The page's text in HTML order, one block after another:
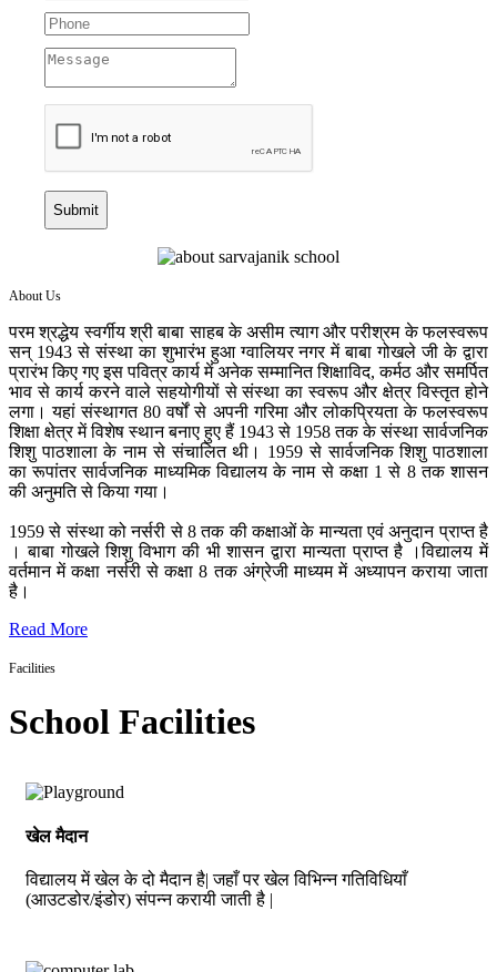
Submit
About Us
परम श्रद्धेय स्वर्गीय श्री बाबा साहब के असीम त्याग और परीश्रम के फलस्वरूप
सन् 1943 से संस्था का शुभारंभ हुआ ग्वालियर नगर में बाबा गोखले जी के द्वारा
प्रारंभ किए गए इस पवित्र कार्य में अनेक सम्मानित शिक्षाविद, कर्मठ और समर्पित
भाव से कार्य करने वाले सहयोगीयों से संस्था का स्वरूप और क्षेत्र विस्तृत होने
लगा। यहां संस्थागत 80 वर्षों से अपनी गरिमा और लोकप्रियता के फलस्वरूप
शिक्षा क्षेत्र में विशेष स्थान बनाए हुए हैं 1943 से 1958 तक के संस्था सार्वजनिक
शिशु पाठशाला के नाम से संचालित थी। 1959 से सार्वजनिक शिशु पाठशाला
का रूपांतर सार्वजनिक माध्यमिक विद्यालय के नाम से कक्षा 1 से 8 तक शासन
की अनुमति से किया गया।
1959 से संस्था को नर्सरी से 8 तक की कक्षाओं के मान्यता एवं अनुदान प्राप्त है
। बाबा गोखले शिशु विभाग की भी शासन द्वारा मान्यता प्राप्त है ।विद्यालय में
वर्तमान में कक्षा नर्सरी से कक्षा 8 तक अंग्रेजी माध्यम में अध्यापन कराया जाता
है।
Read More
Facilities
School Facilities
खेल मैदान
विद्यालय में खेल के दो मैदान है| जहाँ पर खेल विभिन्न गतिविधियाँ
(आउटडोर/इंडोर) संपन्न करायी जाती है |